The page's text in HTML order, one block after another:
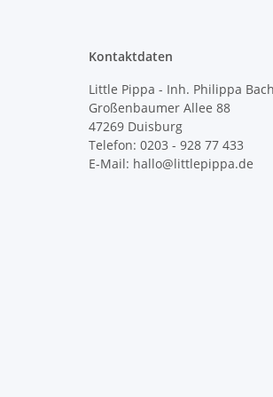
Kontaktdaten
Little Pippa - Inh. Philippa
Großenbaumer Allee 88
47269 Duisburg
Telefon: 0203 - 928 77 433
E-Mail: hallo@littlepippa.de